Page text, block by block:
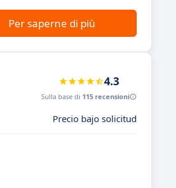
Per saperne di più
4.3
Sulla base di 115 recensioni
Precio bajo solicitud